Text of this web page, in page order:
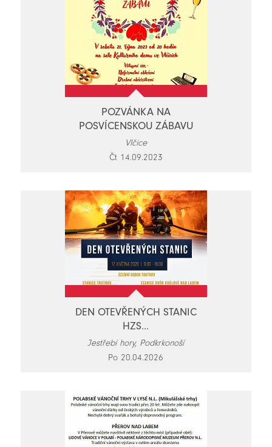
POZVÁNKA NA
POSVÍCENSKOU ZÁBAVU
Vlčice
Čt 14.09.2023
DEN OTEVŘENÝCH STANIC
HZS...
Jestřebí hory, Podkrkonoší
Po 20.04.2026